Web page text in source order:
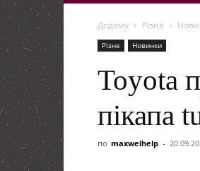
Додому Різне
Різне Новинки
Toyota
пікапа
по maxwelhelp -